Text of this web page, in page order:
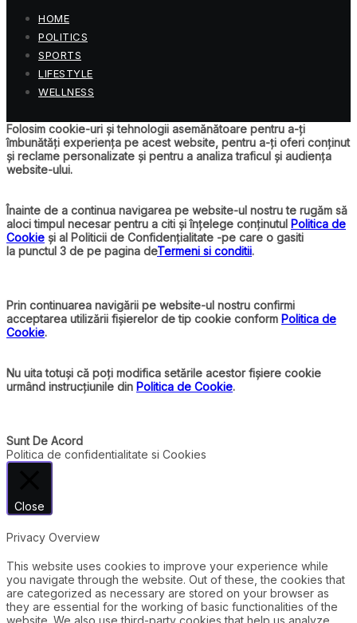
HOME
POLITICS
SPORTS
LIFESTYLE
WELLNESS
Folosim cookie-uri și tehnologii asemănătoare pentru a-ți
îmbunătăți experiența pe acest website, pentru a-ți oferi conținut
și reclame personalizate și pentru a analiza traficul și audiența
website-ului.
Înainte de a continua navigarea pe website-ul nostru te rugăm să
aloci timpul necesar pentru a citi și înțelege conținutul Politica de
Cookie și al Politicii de Confidențialitate -pe care o gasiti
la punctul 3 de pe pagina deTermeni si conditii.
Prin continuarea navigării pe website-ul nostru confirmi
acceptarea utilizării fișierelor de tip cookie conform Politica de
Cookie.
Nu uita totuși că poți modifica setările acestor fișiere cookie
urmând instrucțiunile din Politica de Cookie.
Sunt De Acord
Politica de confidentialitate si Cookies
Close
Privacy Overview
This website uses cookies to improve your experience while
you navigate through the website. Out of these, the cookies that
are categorized as necessary are stored on your browser as
they are essential for the working of basic functionalities of the
website. We also use third-party cookies that help us analyze